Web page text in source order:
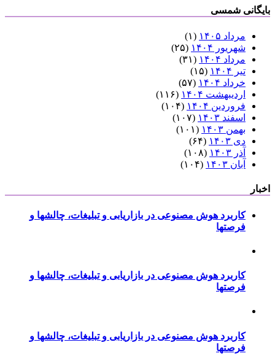
بایگانی شمسی
مرداد ۱۴۰۵
(۱)
شهریور ۱۴۰۴
(۲۵)
مرداد ۱۴۰۴
(۳۱)
تیر ۱۴۰۴
(۱۵)
خرداد ۱۴۰۴
(۵۷)
اردیبهشت ۱۴۰۴
(۱۱۶)
فروردین ۱۴۰۴
(۱۰۴)
اسفند ۱۴۰۳
(۱۰۷)
بهمن ۱۴۰۳
(۱۰۱)
دی ۱۴۰۳
(۶۴)
آذر ۱۴۰۳
(۱۰۸)
آبان ۱۴۰۳
(۱۰۴)
اخبار
کاربرد هوش مصنوعی در بازاریابی و تبلیغات، چالشها و
فرصتها
کاربرد هوش مصنوعی در بازاریابی و تبلیغات، چالشها و
فرصتها
کاربرد هوش مصنوعی در بازاریابی و تبلیغات، چالشها و
فرصتها